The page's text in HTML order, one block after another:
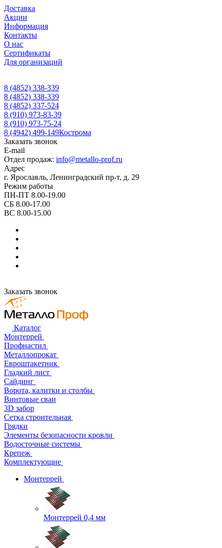
Доставка
Акции
Информация
Контакты
О нас
Сертификаты
Для организаций
8 (4852) 338-339
8 (4852) 338-339
8 (4852) 337-524
8 (910) 973-83-39
8 (910) 973-75-24
8 (4942) 499-149Кострома
Заказать звонок
E-mail
Отдел продаж: info@metallo-prof.ru
Адрес
г. Ярославль, Ленинградский пр-т, д. 29
Режим работы
ПН-ПТ 8.00-19.00
СБ 8.00-17.00
ВС 8.00-15.00
Заказать звонок
Каталог
Монтеррей
Профнастил
Металлопрокат
Евроштакетник
Гладкий лист
Сайдинг
Ворота, калитки и столбы
Винтовые сваи
3D забор
Сетка строительная
Грядки
Элементы безопасности кровли
Водосточные системы
Крепеж
Комплектующие
Монтеррей
Монтеррей 0,4 мм